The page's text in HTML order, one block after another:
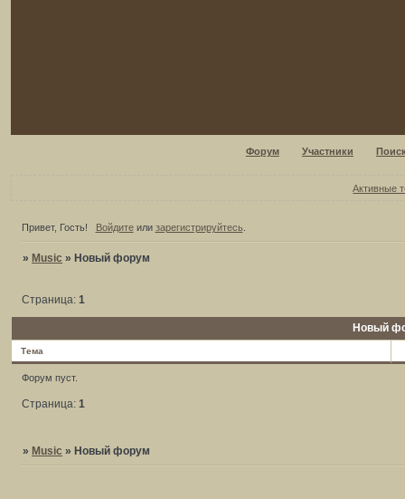
Форум Участники
Активные
Привет, Гость! Войдитеили зарегистрируйтесь.
» Music » Новый форум
Новый
Страница:1
Тема
Форум пуст.
Страница: 1
» Music » Новый форум